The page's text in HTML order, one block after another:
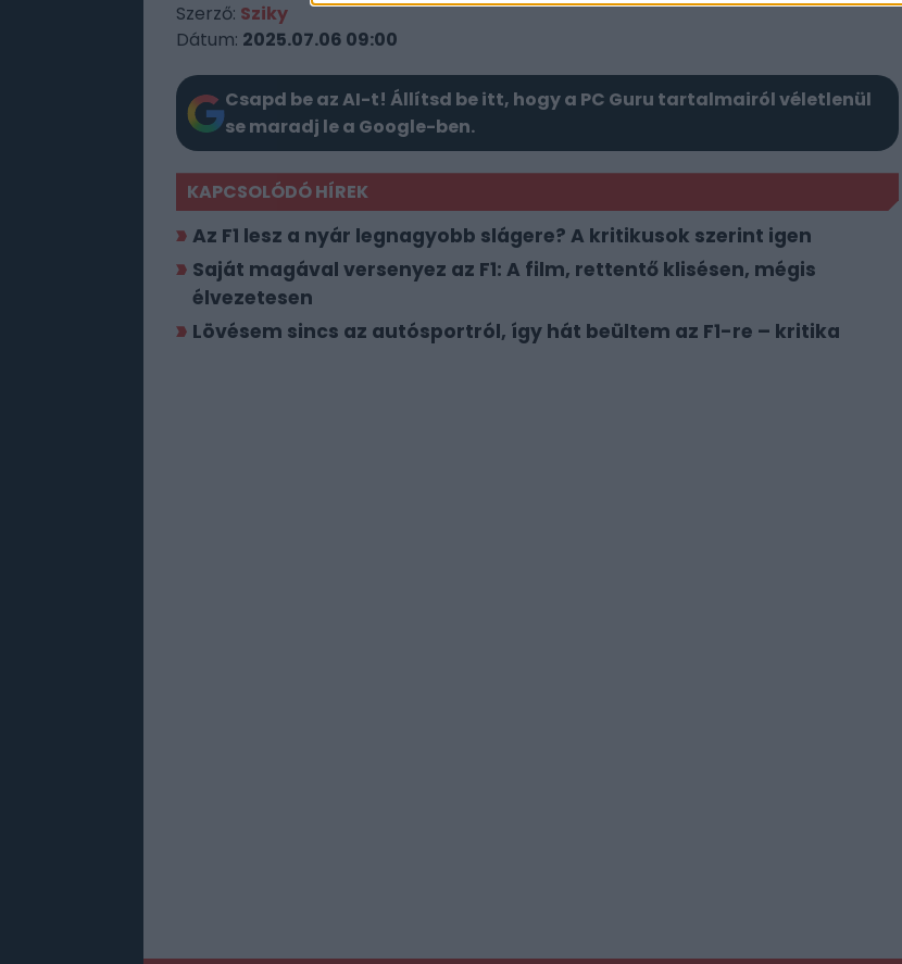
Szerző: Sziky
Dátum: 2025.07.06 09:00
Csapd be az AI-t! Állítsd be itt, hogy a PC Guru tartalmairól véletlenül
se maradj le a Google-ben.
KAPCSOLÓDÓ HÍREK
Az F1 lesz a nyár legnagyobb slágere? A kritikusok szerint igen
Saját magával versenyez az F1: A film, rettentő klisésen, mégis
élvezetesen
Lövésem sincs az autósportról, így hát beültem az F1-re – kritika